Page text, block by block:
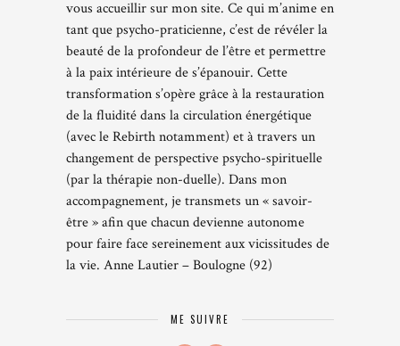
vous accueillir sur mon site. Ce qui m’anime en
tant que psycho-praticienne, c’est de révéler la
beauté de la profondeur de l’être et permettre
à la paix intérieure de s’épanouir. Cette
transformation s’opère grâce à la restauration
de la fluidité dans la circulation énergétique
(avec le Rebirth notamment) et à travers un
changement de perspective psycho-spirituelle
(par la thérapie non-duelle). Dans mon
accompagnement, je transmets un « savoir-
être » afin que chacun devienne autonome
pour faire face sereinement aux vicissitudes de
la vie. Anne Lautier – Boulogne (92)
ME SUIVRE